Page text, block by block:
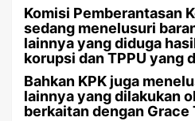
Komisi Pemberantasan
sedang menelusuri
lainnya yang diduga
korupsi dan TPPU yang
Bahkan KPK juga
lainnya yang dilakukan
berkaitan dengan Grace